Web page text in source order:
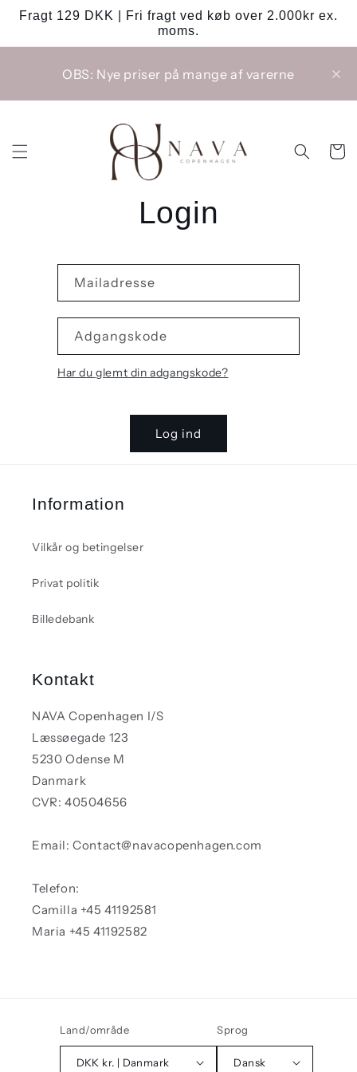
Gå til
indhold
Fragt 129 DKK | Fri fragt ved køb over 2.000kr ex.
moms.
OBS: Nye priser på mange af varerne
Login
Mailadresse
Adgangskode
Har du glemt din adgangskode?
Log ind
Information
Vilkår og betingelser
Privat politik
Billedebank
Kontakt
NAVA Copenhagen I/S
Læssøegade 123
5230 Odense M
Danmark
CVR: 40504656
Email: Contact@navacopenhagen.com
Telefon:
Camilla +45 41192581
Maria +45 41192582
Land/område
DKK kr. | Danmark
Sprog
Dansk